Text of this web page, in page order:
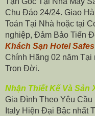
Chu Đáo 24/24. Giao
Toán Tại Nhà hoặc tại
nghiệp, Đảm Bảo Tiến
Khách Sạn Hotel
Chính Hãng 02 năm
Trọn Đời.
Nhận Thiết Kế Và Sản
Gia Đình Theo Yêu
Italy Hiện Đại Bậc nhất